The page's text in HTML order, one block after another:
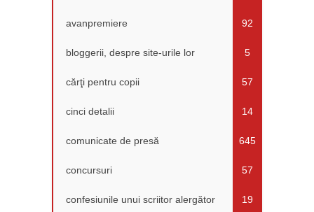
avanpremiere 92
bloggerii, despre site-urile lor 5
cărţi pentru copii 57
cinci detalii 14
comunicate de presă 645
concursuri 57
confesiunile unui scriitor alergător 19